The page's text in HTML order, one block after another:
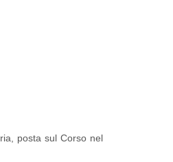
posta sul Corso nel